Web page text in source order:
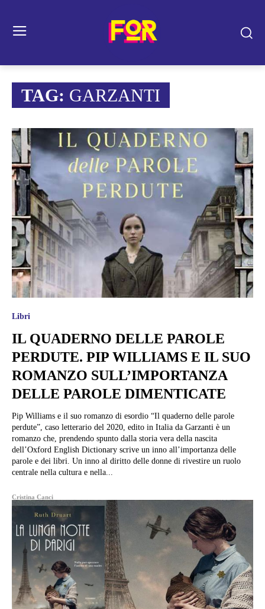
TAG: GARZANTI
Libri
IL QUADERNO DELLE PAROLE
PERDUTE. PIP WILLIAMS E IL SUO
ROMANZO SULL’IMPORTANZA
DELLE PAROLE DIMENTICATE
Pip Williams e il suo romanzo di esordio “Il quaderno delle parole
perdute”, caso letterario del 2020, edito in Italia da Garzanti è un
romanzo che, prendendo spunto dalla storia vera della nascita
dell’Oxford English Dictionary scrive un inno all’importanza delle
parole e dei libri. Un inno al diritto delle donne di rivestire un ruolo
centrale nella cultura e nella...
Cristina Canci